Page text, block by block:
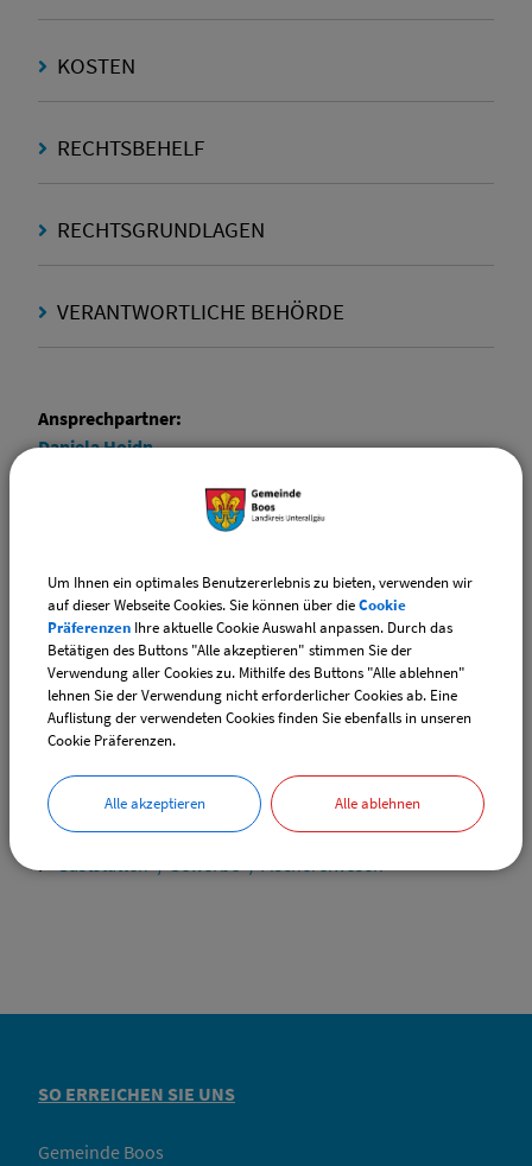
KOSTEN
RECHTSBEHELF
RECHTSGRUNDLAGEN
VERANTWORTLICHE BEHÖRDE
Ansprechpartner:
DanielaHoidn
ewo@vg-boos.de
Ansprechpartner:
ElviraEhrle
Tel.:(08335) 9829-17
E-Mail:ewo@vg-boos.de
Sachgebiete
SO ERREICHEN SIE UNS
Gemeinde Boos
Um Ihnen ein optimales Benutzererlebnis zu bieten, verwenden wir
auf dieser Webseite Cookies. Sie können über dieCookie
Präferenzen Ihre aktuelle Cookie Auswahl anpassen. Durch das
Betätigen des Buttons "Alle akzeptieren" stimmen Sie der
Verwendung aller Cookies zu. Mithilfe des Buttons "Alle ablehnen"
lehnen Sie der Verwendung nicht erforderlicher Cookies ab. Eine
Auflistung der verwendeten Cookies finden Sie ebenfalls in unseren
Cookie Präferenzen.
Alle akzeptieren Alle ablehnen